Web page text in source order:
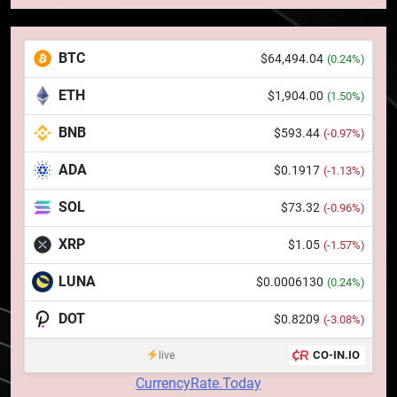
BTC $64,494.04 (0.24%)
ETH $1,904.00 (1.50%)
BNB $593.44 (-0.97%)
ADA $0.1917 (-1.13%)
SOL $73.32 (-0.96%)
XRP $1.05 (-1.57%)
LUNA $0.0006130 (0.24%)
DOT $0.8209 (-3.08%)
live CO-IN.IO
CurrencyRate.Today
Squid a strâns 6 milioane de
dolari cu sprijinul Ripple, apoi a
pierdut jumătate din aceștia
într-un atac cibernetic în mai
6
Banii digitali și arhitectura
încrederii: O nouă viziune asupra
banilor în era digitală
7
WhiteBIT și FC Barcelona
pentru a stimula implicarea
fanilor și inovarea în domeniul
finanțelor digitale
Lavazza utilizează tehnologia